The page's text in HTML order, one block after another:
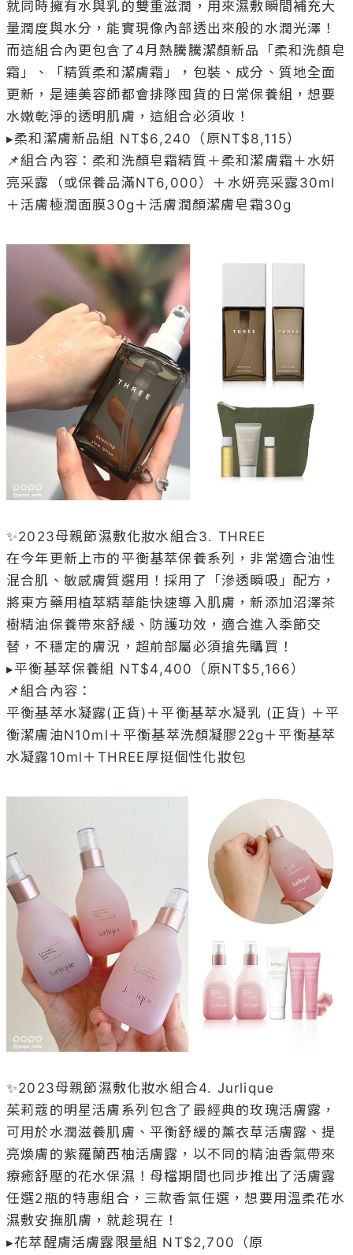
就同時擁有水與乳的雙重滋潤，用來濕敷瞬間補充大
量潤度與水分，能實現像內部透出來般的水潤光澤！
而這組合內更包含了4月熱騰騰潔顏新品「柔和洗顏皂
霜」、「精質柔和潔膚霜」，包裝、成分、質地全面
更新，是連美容師都會排隊囤貨的日常保養組，想要
水嫩乾淨的透明肌膚，這組合必須收！
▸柔和潔膚新品組 NT$6,240（原NT$8,115）
📌組合內容：柔和洗顏皂霜精質＋柔和潔膚霜＋水妍
亮采露（或保養品滿NT6,000）＋水妍亮采露30ml
＋活膚極潤面膜30g＋活膚潤顏潔膚皂霜30g
✨2023母親節濕敷化妝水組合3. THREE
在今年更新上市的平衡基萃保養系列，非常適合油性
混合肌、敏感膚質選用！採用了「滲透瞬吸」配方，
將東方藥用植萃精華能快速導入肌膚，新添加沼澤茶
樹精油保養帶來舒緩、防護功效，適合進入季節交
替，不穩定的膚況，超前部屬必須搶先購買！
▸平衡基萃保養組 NT$4,400（原NT$5,166）
📌組合內容：
平衡基萃水凝露(正貨)＋平衡基萃水凝乳 (正貨) ＋平
衡潔膚油N10ml＋平衡基萃洗顏凝膠22g＋平衡基萃
水凝露10ml＋THREE厚挺個性化妝包
✨2023母親節濕敷化妝水組合4. Jurlique
茱莉蔻的明星活膚系列包含了最經典的玫瑰活膚露，
可用於水潤滋養肌膚、平衡舒緩的薰衣草活膚露、提
亮煥膚的紫羅蘭西柚活膚露，以不同的精油香氣帶來
療癒舒壓的花水保濕！母檔期間也同步推出了活膚露
任選2瓶的特惠組合，三款香氣任選，想要用溫柔花水
濕敷安撫肌膚，就趁現在！
▸花萃醒膚活膚露限量組 NT$2,700（原